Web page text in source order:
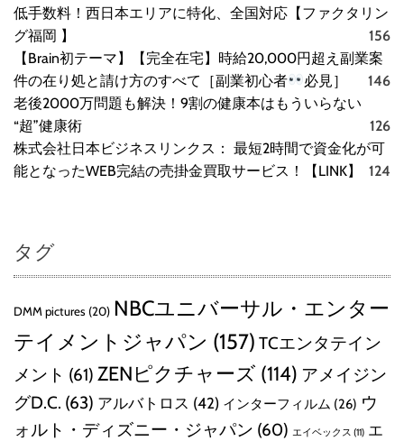
低手数料！西日本エリアに特化、全国対応【ファクタリン
グ福岡 】
156
【Brain初テーマ】【完全在宅】時給20,000円超え副業案
件の在り処と請け方のすべて［副業初心者
必見］
146
老後2000万問題も解決！9割の健康本はもういらない
“超”健康術
126
株式会社日本ビジネスリンクス： 最短2時間で資金化が可
能となったWEB完結の売掛金買取サービス！【LINK】
124
タグ
DMM pictures (20) NBCユニバーサル・エンター
テイメントジャパン (157) TCエンタテイン
メント (61) ZENピクチャーズ (114) アメイジン
グD.C. (63) アルバトロス (42) インターフィルム (26) ウ
ォルト・ディズニー・ジャパン (60) エイベックス (11) エ